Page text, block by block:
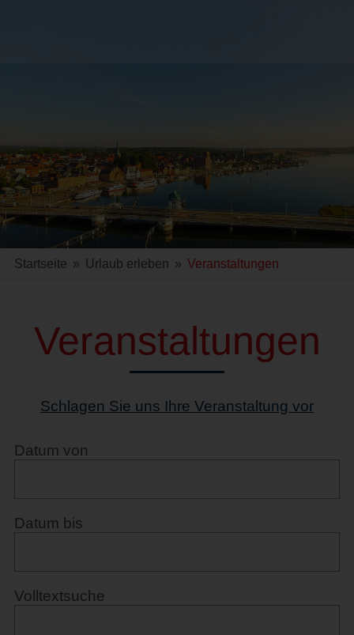
Startseite » Urlaub erleben » Veranstaltungen
Veranstaltungen
Schlagen Sie uns Ihre Veranstaltung vor
Datum von
Datum bis
Volltextsuche